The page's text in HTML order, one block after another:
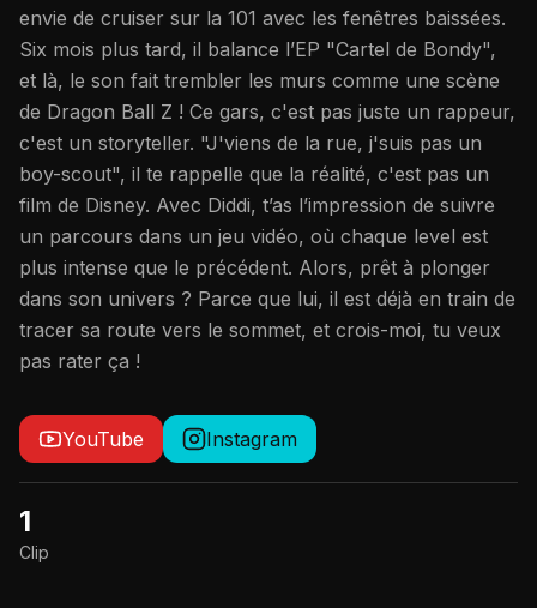
envie de cruiser sur la 101 avec les fenêtres baissées.
Six mois plus tard, il balance l’EP "Cartel de Bondy",
et là, le son fait trembler les murs comme une scène
de Dragon Ball Z ! Ce gars, c'est pas juste un rappeur,
c'est un storyteller. "J'viens de la rue, j'suis pas un
boy-scout", il te rappelle que la réalité, c'est pas un
film de Disney. Avec Diddi, t’as l’impression de suivre
un parcours dans un jeu vidéo, où chaque level est
plus intense que le précédent. Alors, prêt à plonger
dans son univers ? Parce que lui, il est déjà en train de
tracer sa route vers le sommet, et crois-moi, tu veux
pas rater ça !
YouTube Instagram
1
Clip